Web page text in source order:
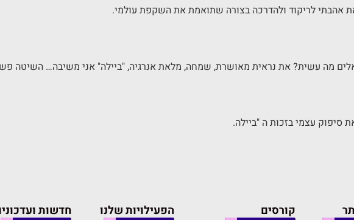
אהבתי לריקוד ולהדרכה בצורה שתואמת את השקפת עולמי.
מה עשית? את נראית מאושרת, שמחה, מלאת אנרגיה, "ביילה" אני משיבה… השיטה
סיפוק עצמי בזכות ה "ביילה.
קורסים הפעילויות שלנו חדשות